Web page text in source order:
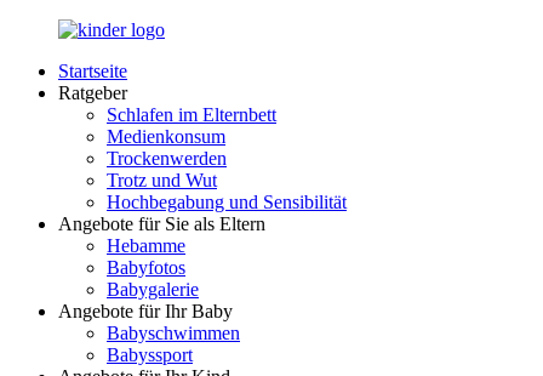
Zurück
Inhalt
LuckyKids.de
Das
Nachwuchs
Startseite
Ratgeber
Schlafen im Elternbett
Medienkonsum
Trockenwerden
Trotz und Wut
Hochbegabung und Sensibilität
Angebote für Sie als Eltern
Hebamme
Babyfotos
Babygalerie
Angebote für Ihr Baby
Babyschwimmen
Babyssport